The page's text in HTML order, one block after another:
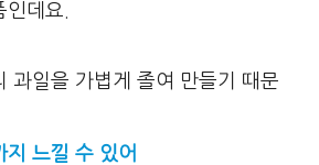
데요.
과일을 가볍게 졸여 만들기 때문
지 느낄 수 있어